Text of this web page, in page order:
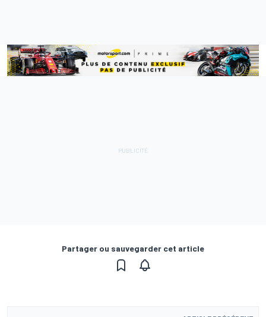
Partager ou sauvegarder cet article